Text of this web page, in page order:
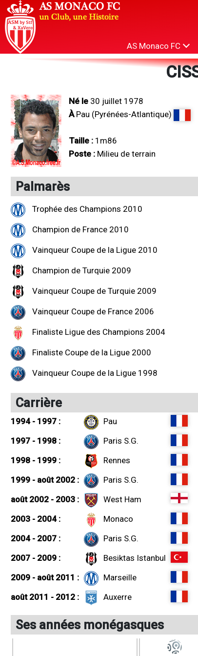
AS Monaco FC
Né le 30 juillet 1978
ÀPau (Pyrénées-Atlantique)
Taille : 1m86
Poste : Milieu de terrain
Palmarès
Trophée des Champions 2010
Champion de France 2010
Vainqueur Coupe de la Ligue 2010
Champion de Turquie 2009
Vainqueur Coupe de Turquie 2009
Vainqueur Coupe de France 2006
Finaliste Ligue des Champions 2004
Finaliste Coupe de la Ligue 2000
Vainqueur Coupe de la Ligue 1998
Carrière
1994 - 1997 :
Pau
1997 - 1998 :
Paris S.G.
1998 - 1999 :
Rennes
1999 - août 2002 :
Paris S.G.
août 2002 - 2003 :
West Ham
2003 - 2004 :
Monaco
2004 - 2007 :
Paris S.G.
2007 - 2009 :
Besiktas Istanbul
2009 - août 2011 :
Marseille
août 2011 - 2012 :
Auxerre
Ses années monégasques